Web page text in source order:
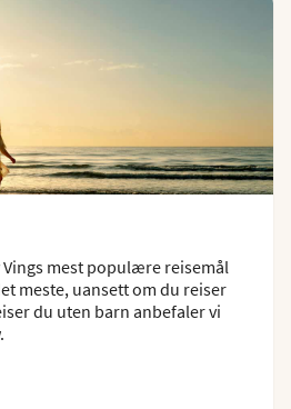
Vings mest populære reisemål
meste, uansett om du reiser
du uten barn anbefaler vi